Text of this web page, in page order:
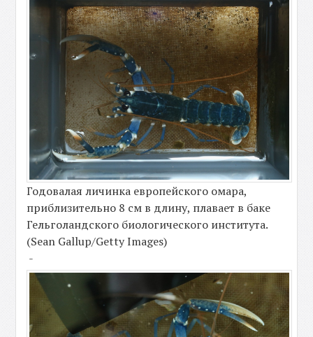
Годовалая личинка европейского омара,
приблизительно 8 см в длину, плавает в баке
Гельголандского биологического института.
(Sean Gallup/Getty Images)
-